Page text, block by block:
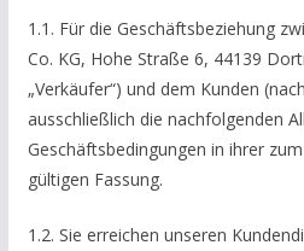
1.1. Für die Geschäftsbeziehung
Co. KG, Hohe Straße 6, 44139
„Verkäufer“) und dem Kunden
ausschließlich die nachfolgenden
Geschäftsbedingungen in ihrer
gültigen Fassung.
1.2. Sie erreichen unseren